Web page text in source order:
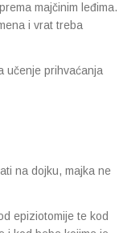
majčinim leđima.
i vrat treba
učenje prihvaćanja
na dojku, majka ne
epiziotomije te kod